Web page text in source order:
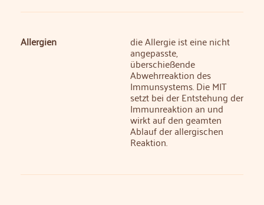
Allergien die Allergie ist eine nicht
angepasste,
überschießende
Abwehrreaktion des
Immunsystems. Die MIT
setzt bei der Entstehung der
Immunreaktion an und
wirkt auf den geamten
Ablauf der allergischen
Reaktion.